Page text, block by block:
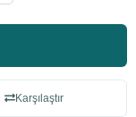
Karşılaştır